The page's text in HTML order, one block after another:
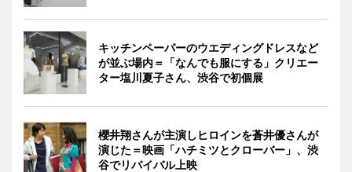
キッチンペーパーのウエディングドレスなど
が並ぶ場内＝「なんでも服にする」クリエー
ター塩川夏子さん、渋谷で初個展
櫻井翔さんが主演しヒロインを蒼井優さんが
演じた＝映画「ハチミツとクローバー」、渋
谷でリバイバル上映